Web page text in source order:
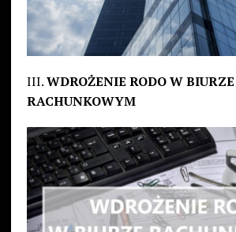
III.WDROŻENIE RODO W BIURZE
RACHUNKOWYM